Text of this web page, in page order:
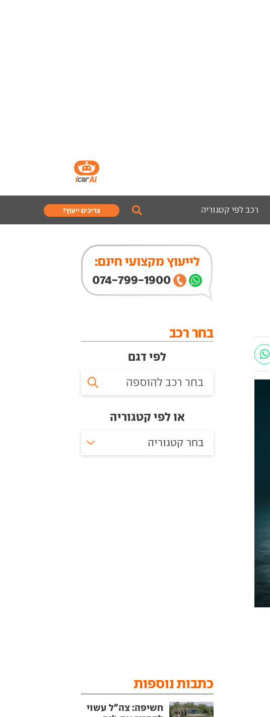
רכב לפי קטגוריה צריכים ייעוץ?
לייעוץ מקצועי חינם:
074-799-1900
בחר רכב
לפי דגם
או לפי קטגוריה
בחר קטגוריה
כתבות נוספות
חשיפה: צה"ל עשוי